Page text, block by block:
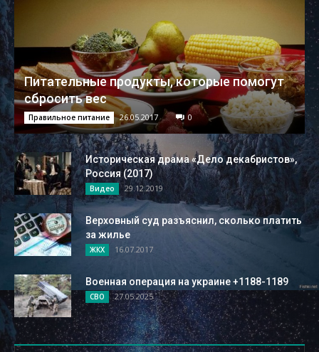
Питательные продукты, которые помогут
сбросить вес
Правильное питание 26.05.2017 0
Историческая драма «Дело декабристов»,
Россия (2017)
Видео 29.12.2019
Верховный суд разъяснил, сколько платить
за жилье
ЖКХ 16.07.2017
Военная операция на украине +1188-1189
СВО 27.05.2025